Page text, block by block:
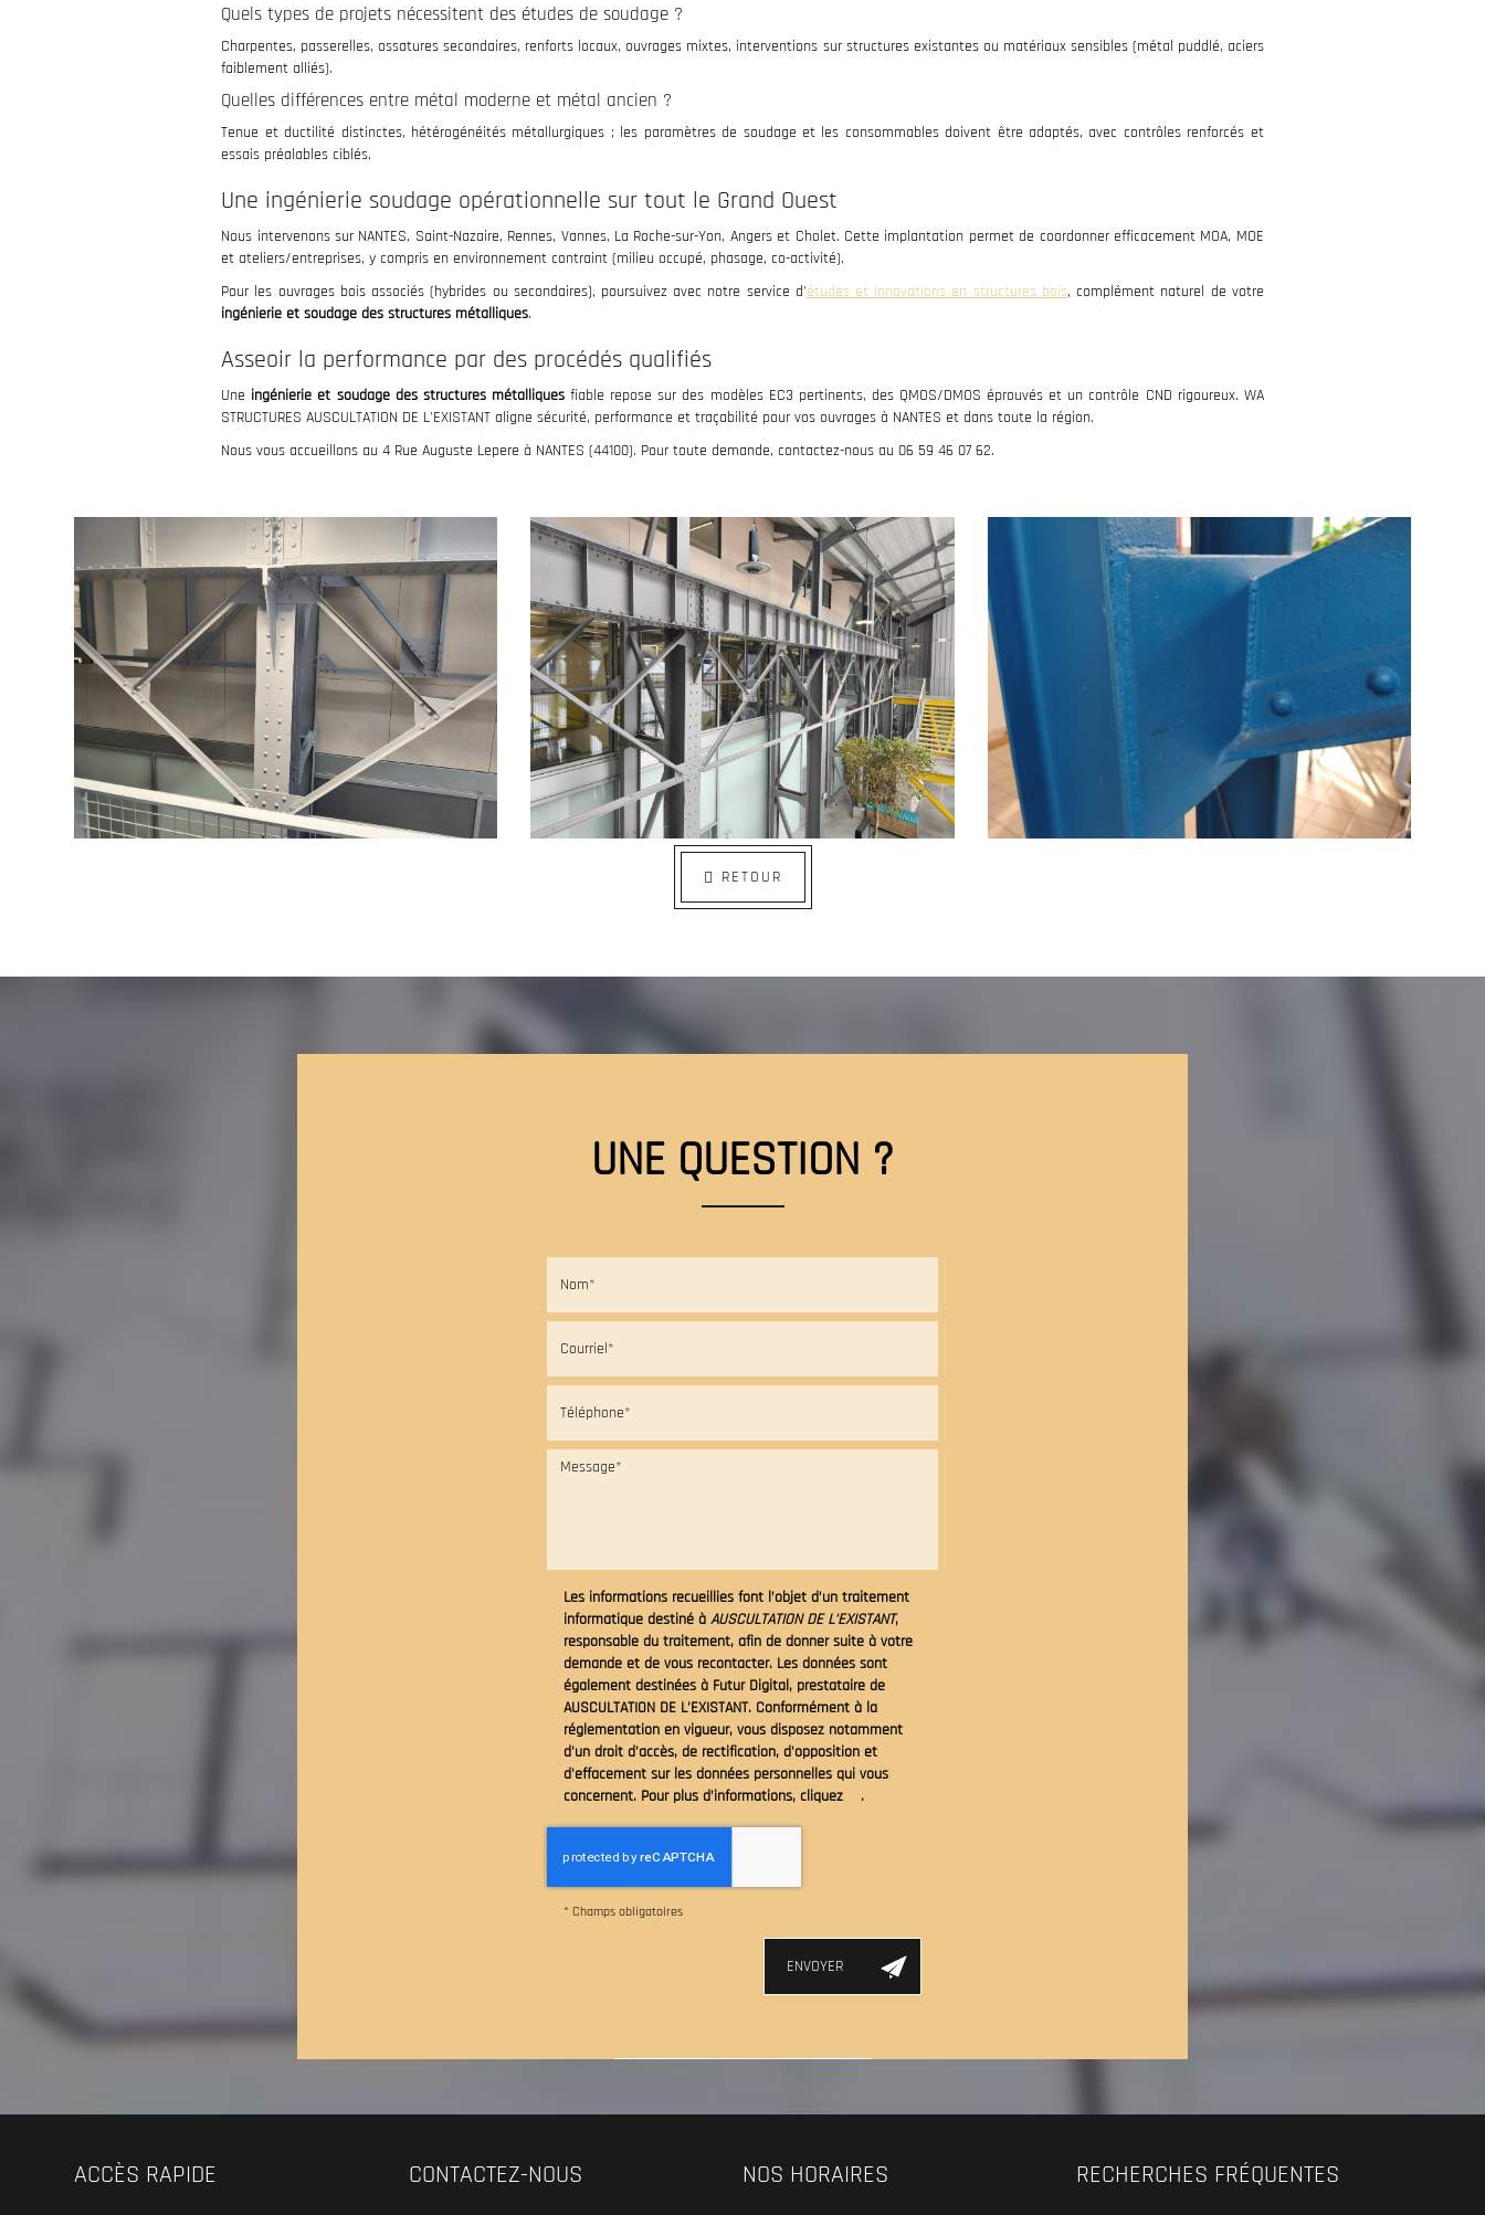
NOS SERVICES
Quels types de projets nécessitent des études de soudage ?
Charpentes, passerelles, ossatures secondaires, renforts locaux, ouvrages mixtes, interventions sur structures existantes ou matériaux sensibles (métal puddlé, aciers
faiblement alliés).
Quelles différences entre métal moderne et métal ancien ?
Tenue et ductilité distinctes, hétérogénéités métallurgiques ; les paramètres de soudage et les consommables doivent être adaptés, avec contrôles renforcés et
essais préalables ciblés.
Une ingénierie soudage opérationnelle sur tout le Grand Ouest
Nous intervenons sur NANTES, Saint-Nazaire, Rennes, Vannes, La Roche-sur-Yon, Angers et Cholet. Cette implantation permet de coordonner efficacement MOA, MOE
et ateliers/entreprises, y compris en environnement contraint (milieu occupé, phasage, co-activité).
Pour les ouvrages bois associés (hybrides ou secondaires), poursuivez avec notre service d'études et innovations en structures bois, complément naturel de votre
ingénierie et soudage des structures métalliques.
Asseoir la performance par des procédés qualifiés
Une ingénierie et soudage des structures métalliquesfiable repose sur des modèles EC3 pertinents, des QMOS/DMOS éprouvés et un contrôle CND rigoureux. WA
STRUCTURES AUSCULTATION DE L'EXISTANT aligne sécurité, performance et traçabilité pour vos ouvrages à NANTES et dans toute la région.
Nous vous accueillons au 4 Rue Auguste Lepere à NANTES (44100). Pour toute demande, contactez-nous au 06 59 46 07 62.
RETOUR
UNE QUESTION ?
Les informations recueillies font l’objet d’un traitement
informatique destiné àAUSCULTATION DE L'EXISTANT,
responsable du traitement, afin de donner suite à votre
demande et de vous recontacter. Les données sont
également destinées à Futur Digital, prestataire de
AUSCULTATION DE L'EXISTANT. Conformément à la
réglementation en vigueur, vous disposez notamment
d'un droit d'accès, de rectification, d'opposition et
d'effacement sur les données personnelles qui vous
concernent. Pour plus d’informations, cliquez
.
* Champs obligatoires
ACCÈS RAPIDE CONTACTEZ-NOUS NOS HORAIRES RECHERCHES FRÉQUENTES